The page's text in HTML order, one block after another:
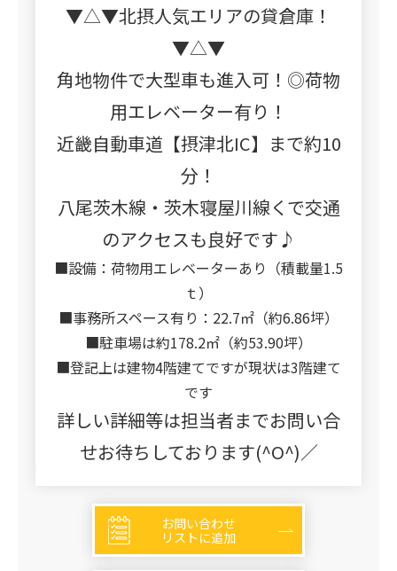
▼△▼北摂人気エリアの貸倉庫！
▼△▼
角地物件で大型車も進入可！◎荷物
用エレベーター有り！
近畿自動車道【摂津北IC】まで約10
分！
八尾茨木線・茨木寝屋川線くで交通
のアクセスも良好です♪
■設備：荷物用エレベーターあり（積載量1.5
ｔ）
■事務所スペース有り：22.7㎡（約6.86坪）
■駐車場は約178.2㎡（約53.90坪）
■登記上は建物4階建てですが現状は3階建て
です
詳しい詳細等は担当者までお問い合
せお待ちしております(^O^)／
お問い合わせ
リストに追加